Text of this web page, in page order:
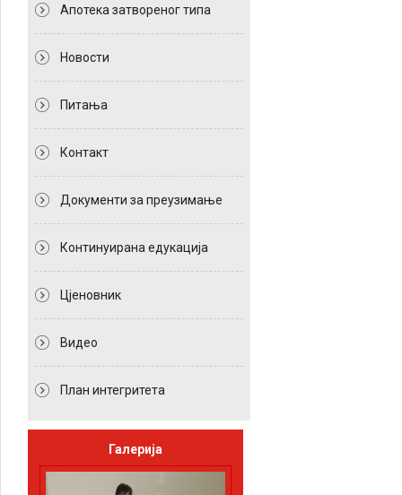
Апотека затвореног типа
Новости
Питања
Контакт
Документи за преузимање
Континуирана едукација
Цјеновник
Видео
План интегритета
Галерија